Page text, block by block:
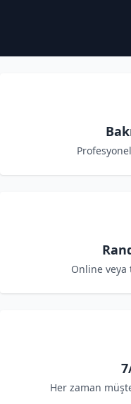
Online veya
Her zaman